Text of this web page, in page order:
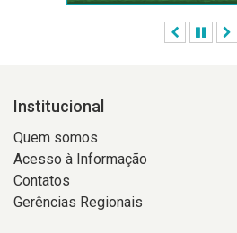
AnteriorPausar
Institucional
Quem somos
Acesso à Informação
Contatos
Gerências Regionais